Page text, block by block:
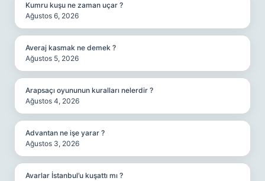
Kumru kuşu ne zaman uçar ?
Ağustos 6, 2026
Averaj kasmak ne demek ?
Ağustos 5, 2026
Arapsaçı oyununun kuralları nelerdir ?
Ağustos 4, 2026
Advantan ne işe yarar ?
Ağustos 3, 2026
Avarlar İstanbul’u kuşattı mı ?